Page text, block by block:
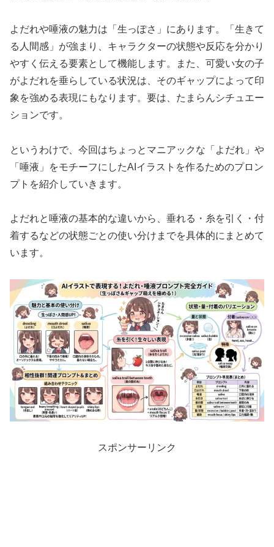
よだれや唾液の魅力は「生っぽさ」にあります。「生きて
る人間感」が強まり、キャラクターの状態や反応を分かり
やすく伝える要素として機能します。また、可愛い女の子
がよだれを垂らしている状況は、そのギャップによって印
象を強める表現にもなります。要は、たまらんシチュエー
ションです。
というわけで、今回はちょっとマニアックな「よだれ」や
「唾液」をモチーフにしたAIイラストを作るためのプロン
プトを紹介していきます。
よだれと唾液の基本的な違いから、垂れる・糸を引く・付
着するなどの状態ごとの使い分けまでを具体的にまとめて
います。
スポンサーリンク